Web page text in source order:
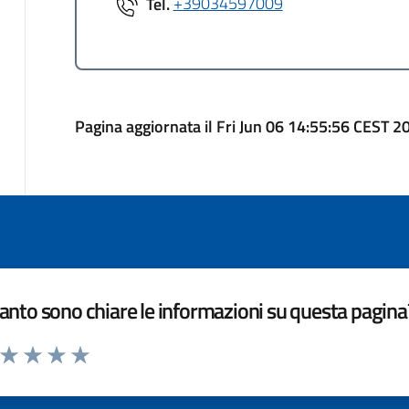
Pagina aggiornata il Fri Jun 06 14:55:56 CEST
sono chiare le informazioni su questa
da 1 a 5 stelle la pagina